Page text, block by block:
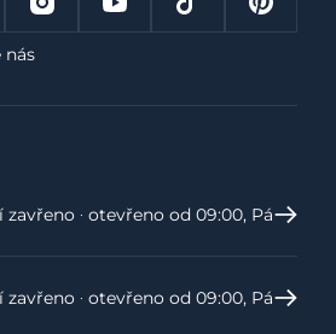
nás
zavřeno ‧ otevřeno od 09:00, Pá
zavřeno ‧ otevřeno od 09:00, Pá